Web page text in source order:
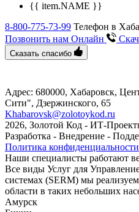
{{ item.NAME }}
8-800-775-73-99 Телефон в
Позвонить нам Онлайн
Сказать спасибо
Адрес: 680000, Хабаровск,
Сити", ​Дзержинского, 65
Khabarovsk@zolotoykod.ru
2026, Золотой Код - ИТ-
Разработка - Внедрение -
Политика конфиденциальности
Наши специалисты работают
Все виды Услуг для
системах (SERM) мы
области в таких небольших
Амурск